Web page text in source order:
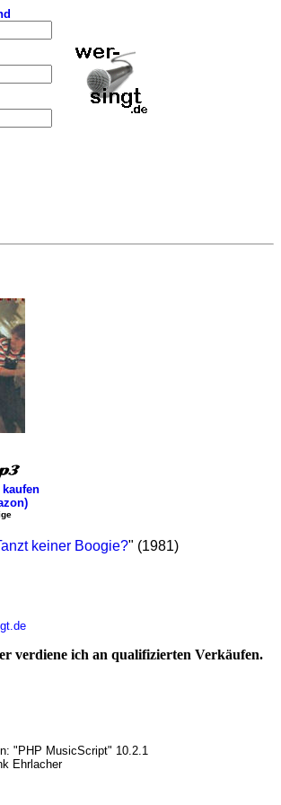
keiner Boogie?" (1981)
verdiene ich an qualifizierten Verkäufen.
"PHP MusicScript" 10.2.1
Ehrlacher